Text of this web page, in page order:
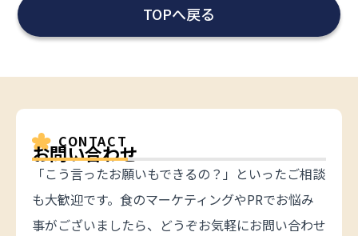
TOPへ戻る
CONTACT
お問い合わせ
「こう言ったお願いもできるの？」といったご相談
も大歓迎です。食のマーケティングやPRでお悩み
事がございましたら、どうぞお気軽にお問い合わせ